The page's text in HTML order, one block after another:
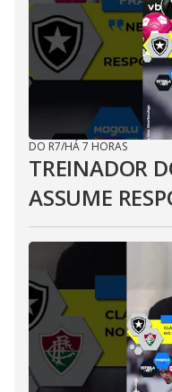
DO R7/HÁ 7 HORAS
TREINADOR
ASSUME